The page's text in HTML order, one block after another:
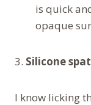
is quick
opaque
3. Silicone
I know licking